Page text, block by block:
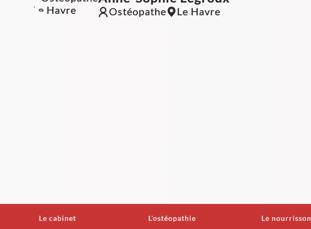
Ostéopathe Le Havre
Le cabinet L'ostéopathie Le nourrisson